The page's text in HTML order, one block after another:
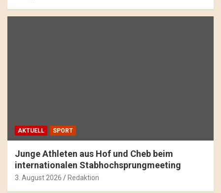
AKTUELL SPORT
Junge Athleten aus Hof und Cheb beim
internationalen Stabhochsprungmeeting
3. August 2026 Redaktion